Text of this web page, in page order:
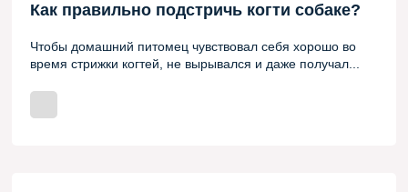
Как правильно подстричь когти собаке?
Чтобы домашний питомец чувствовал себя хорошо во
время стрижки когтей, не вырывался и даже получал...